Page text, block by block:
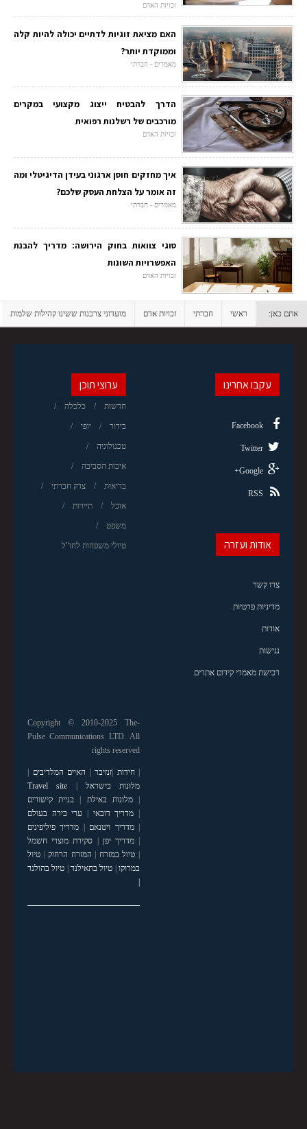
זכויות האדם
האם מציאת זוגיות לדתיים יכולה להיות קלה
וממוקדת יותר?
מאמרים - חברתי
הדרך להבטיח ייצוג מקצועי במקרים
מורכבים של רשלנות רפואית
זכויות האדם
איך מחזקים חוסן ארגוני בעידן הדיגיטלי ומה
זה אומר על הצלחת העסק שלכם?
מאמרים - חברתי
סוגי צוואות בחוק הירושה: מדריך להבנת
האפשרויות השונות
זכויות האדם
אתם כאן: ראשי חברתי זכויות אדם מועדוני צרכנות ששינו קהילות שלמות
ערוצי תוכן
חדשות כלכלה
בידור יופי
טכנולוגיה
איכות הסביבה
בריאות צדק חברתי
אוכל תיירות
משפט
טיולי משפחות לחו"ל
עקבו אחרינו
Facebook
Twitter
Google+
RSS
אודות ועזרה
צרו קשר
מדיניות פרטיות
אודות
נגישות
רכישת מאמרי קידום אתרים
Copyright © 2010-2025 The-
Pulse Communications LTD. All
rights reserved
|חידות זנזיבר האיים המלדיבים
מלונות בישראל
Travel site
|מלונות באילת
בניית קישורים
מדריך דובאי
ערי בירה בעולם
|מדריך ויטנאם
מדריך פיליפינים
|מדריך יפן
סקירת מוצרי חשמל
טיול במזרח המזרח הרחוק| טיול
במרוקו| טיול בתאילנד| טיול בהולנד